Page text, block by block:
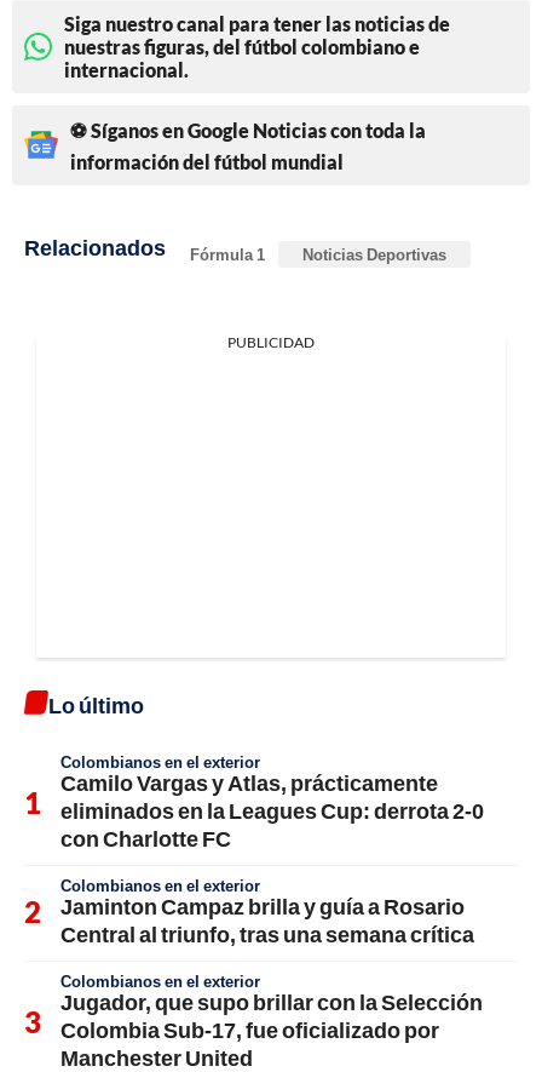
Siga nuestro canal para tener las noticias de
nuestras figuras, del fútbol colombiano e
internacional.
⚽ Síganos en Google Noticias con toda la
información del fútbol mundial
Relacionados Fórmula 1 Noticias Deportivas
PUBLICIDAD
Lo último
Colombianos en el exterior
Camilo Vargas y Atlas, prácticamente
eliminados en la Leagues Cup: derrota 2-0
con Charlotte FC
Colombianos en el exterior
Jaminton Campaz brilla y guía a Rosario
Central al triunfo, tras una semana crítica
Colombianos en el exterior
Jugador, que supo brillar con la Selección
Colombia Sub-17, fue oficializado por
Manchester United